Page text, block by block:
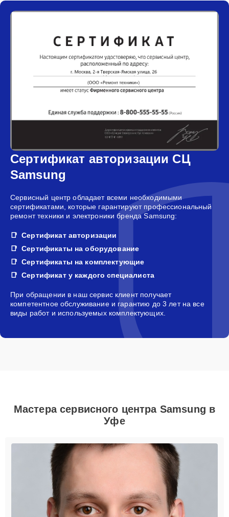
Сертификат авторизации СЦ
Samsung
Сервисный центр обладает всеми необходимыми
сертификатами, которые гарантируют профессиональный
ремонт техники и электроники бренда Samsung:
Сертификат авторизации
Сертификаты на оборудование
Сертификаты на комплектующие
Сертификат у каждого специалиста
При обращении в наш сервис клиент получает
компетентное обслуживание и гарантию до 3 лет на все
виды работ и используемых комплектующих.
Мастера сервисного центра Samsung в
Уфе